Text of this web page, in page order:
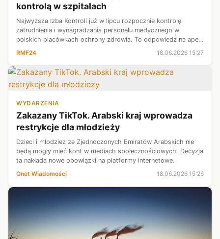
kontrolą w szpitalach
Najwyższa Izba Kontroli już w lipcu rozpocznie kontrolę
zatrudnienia i wynagradzania personelu medycznego w
polskich placówkach ochrony zdrowia. To odpowiedź na apel
RMF24 18.06.2026 15:27
WYDARZENIA
Zakazany TikTok. Arabski kraj wprowadza
restrykcje dla młodzieży
Dzieci i młodzież ze Zjednoczonych Emiratów Arabskich nie
będą mogły mieć kont w mediach społecznościowych. Decyzja
ta nakłada nowe obowiązki na platformy internetowe.
Onet Wiadomości
18.06.2026 15:26